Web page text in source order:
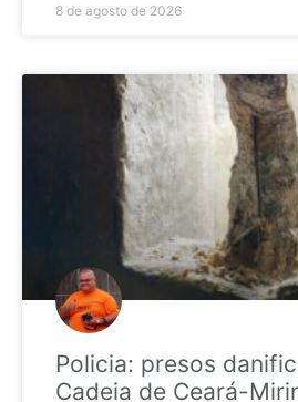
8 de agosto de 2026
Policia: presos
Cadeia de Ceará-